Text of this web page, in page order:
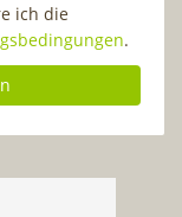
ich die
.